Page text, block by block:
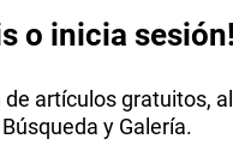
o inicia sesión!
artículos gratuitos,
y Galería.